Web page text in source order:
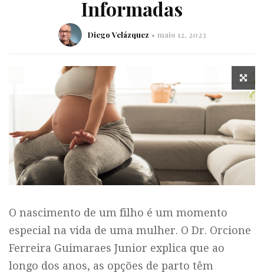
Informadas
Diego Velázquez maio 12, 2023
O nascimento de um filho é um momento
especial na vida de uma mulher. O Dr. Orcione
Ferreira Guimaraes Junior explica que ao
longo dos anos, as opções de parto têm